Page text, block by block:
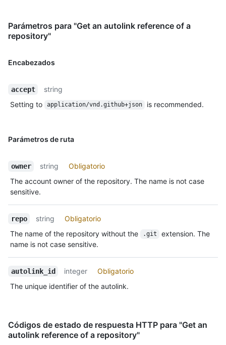
Parámetros para "Get an autolink reference of a
repository"
Encabezados
accept
string
Setting to
application/vnd.github+json is recommended.
Parámetros de ruta
owner string
Obligatorio
The account owner of the repository. The name is not case
sensitive.
repo string
Obligatorio
The name of the repository without the
.git
extension. The
name is not case sensitive.
autolink_id integer
Obligatorio
The unique identifier of the autolink.
Códigos de estado de respuesta HTTP para "Get an
autolink reference of a repository"